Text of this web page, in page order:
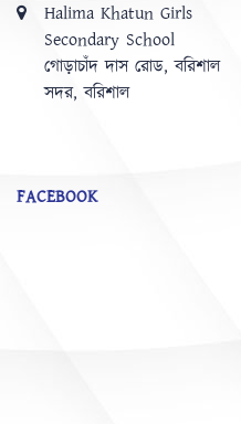
Halima Khatun Girls
Secondary School
গোড়াচাঁদ দাস রোড, বরিশাল
সদর, বরিশাল
FACEBOOK